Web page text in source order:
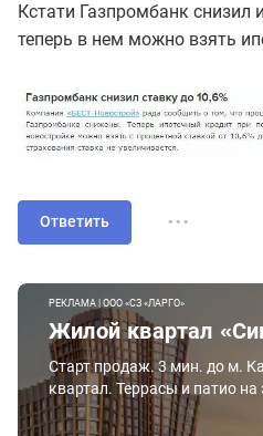
Кстати Газпромбанк снизил
теперь в нем можно взять
Ответить ...
РЕКЛАМА | ООО «СЗ «ЛАРГО»
Жилой квартал
Старт продаж. 3 мин. до м.
квартал. Террасы и патио